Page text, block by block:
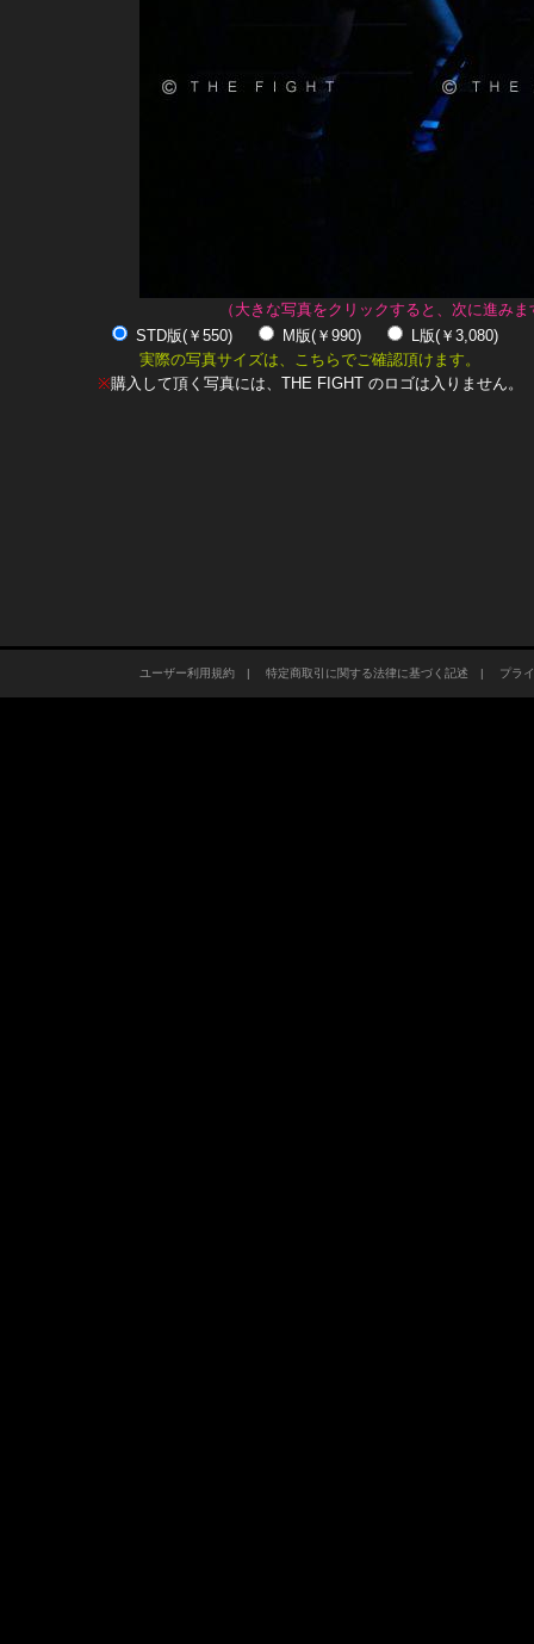
（大きな写真をクリックすると、次に進みま
STD版(￥550)
M版(￥990)
L版(￥3,080)
実際の写真サイズは、こちらでご確認頂けます。
※購入して頂く写真には、THE FIGHT のロゴは入りません。
ユーザー利用規約| 特定商取引に関する法律に基づく記述 | プラ